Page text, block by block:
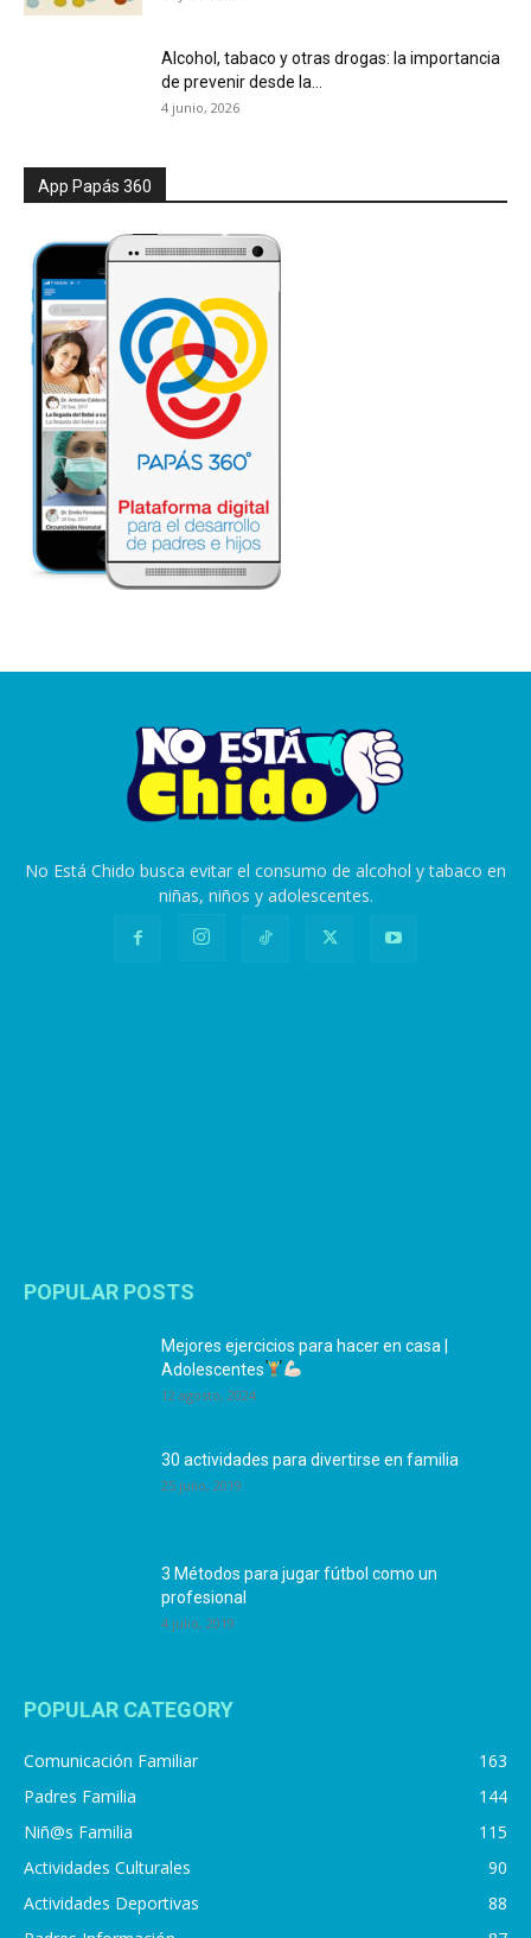
Alcohol, tabaco y otras drogas: la importancia
de prevenir desde la...
4 junio, 2026
App Papás 360
No Está Chido busca evitar el consumo de alcohol y tabaco en
niñas, niños y adolescentes.
POPULAR POSTS
Mejores ejercicios para hacer en casa |
Adolescentes
12 agosto, 2024
30 actividades para divertirse en familia
25 julio, 2019
3 Métodos para jugar fútbol como un
profesional
4 julio, 2019
POPULAR CATEGORY
Comunicación Familiar
163
Padres Familia
144
Niñ@s Familia
115
Actividades Culturales
90
Actividades Deportivas
88